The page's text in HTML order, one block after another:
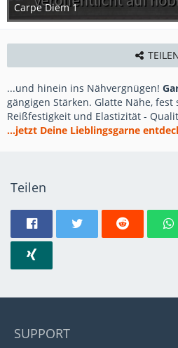
Carpe Diem 1
3. Februar 2013
...und hinein ins Nähvergnügen!
gängigen Stärken. Glatte Nähe,
Reißfestigkeit und Elastizität -
...jetzt Deine Lieblingsgarne
Teilen
SUPPORT